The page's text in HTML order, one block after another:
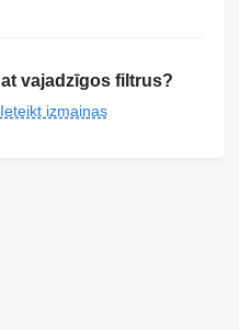
vajadzīgos filtrus?
Ieteikt izmaiņas